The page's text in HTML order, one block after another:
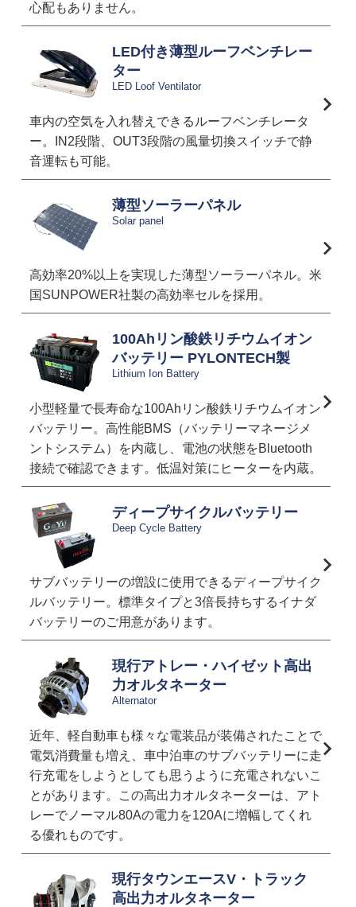
心配もありません。
LED付き薄型ルーフベンチレー
ター
LED Loof Ventilator
車内の空気を入れ替えできるルーフベンチレータ
ー。IN2段階、OUT3段階の風量切換スイッチで静
音運転も可能。
薄型ソーラーパネル
Solar panel
高効率20%以上を実現した薄型ソーラーパネル。米
国SUNPOWER社製の高効率セルを採用。
100Ahリン酸鉄リチウムイオン
バッテリー PYLONTECH製
Lithium Ion Battery
小型軽量で長寿命な100Ahリン酸鉄リチウムイオン
バッテリー。高性能BMS（バッテリーマネージメ
ントシステム）を内蔵し、電池の状態をBluetooth
接続で確認できます。低温対策にヒーターを内蔵。
ディープサイクルバッテリー
Deep Cycle Battery
サブバッテリーの増設に使用できるディープサイク
ルバッテリー。標準タイプと3倍長持ちするイナダ
バッテリーのご用意があります。
現行アトレー・ハイゼット高出
力オルタネーター
Alternator
近年、軽自動車も様々な電装品が装備されたことで
電気消費量も増え、車中泊車のサブバッテリーに走
行充電をしようとしても思うように充電されないこ
とがあります。この高出力オルタネーターは、アト
レーでノーマル80Aの電力を120Aに増幅してくれ
る優れものです。
現行タウンエースV・トラック
高出力オルタネーター